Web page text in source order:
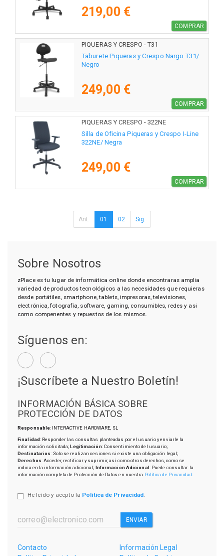
219,00 €
COMPRAR
PIQUERAS Y CRESPO - T31
Taburete Piqueras y Crespo Nargo T31/
Negro
249,00 €
COMPRAR
PIQUERAS Y CRESPO - 322NE
Silla de Oficina Piqueras y Crespo I-Line
322NE/ Negra
249,00 €
COMPRAR
Ant. 01 02 Sig.
Sobre Nosotros
zPlace es tu lugar de informática online donde encontraras amplia
variedad de productos tecnológicos a las necesidades que requieras
desde portátiles, smartphone, tablets, impresoras, televisiones,
electrónica, fotografía, software, gaming, consumibles, redes y asi
como compenentes y repuestos de los mismos.
Síguenos en:
¡Suscríbete a Nuestro Boletín!
INFORMACIÓN BÁSICA SOBRE
PROTECCIÓN DE DATOS
Responsable: INTERACTIVE HARDWARE, SL
Finalidad: Responder las consultas planteadas por el usuario y enviarle la
información solicitada; Legitimación: Consentimiento del usuario;
Destinatarios: Solo se realizan cesiones si existe una obligación legal;
Derechos: Acceder, rectificar y suprimir, así como otros derechos, como se
indica en la información adicional; Información Adicional : Puede consultar la
información completa de Protección de Datos en nuestra Política de Privacidad.
He leído y acepto la Política de Privacidad
ENVIAR
Contacto
Información Legal